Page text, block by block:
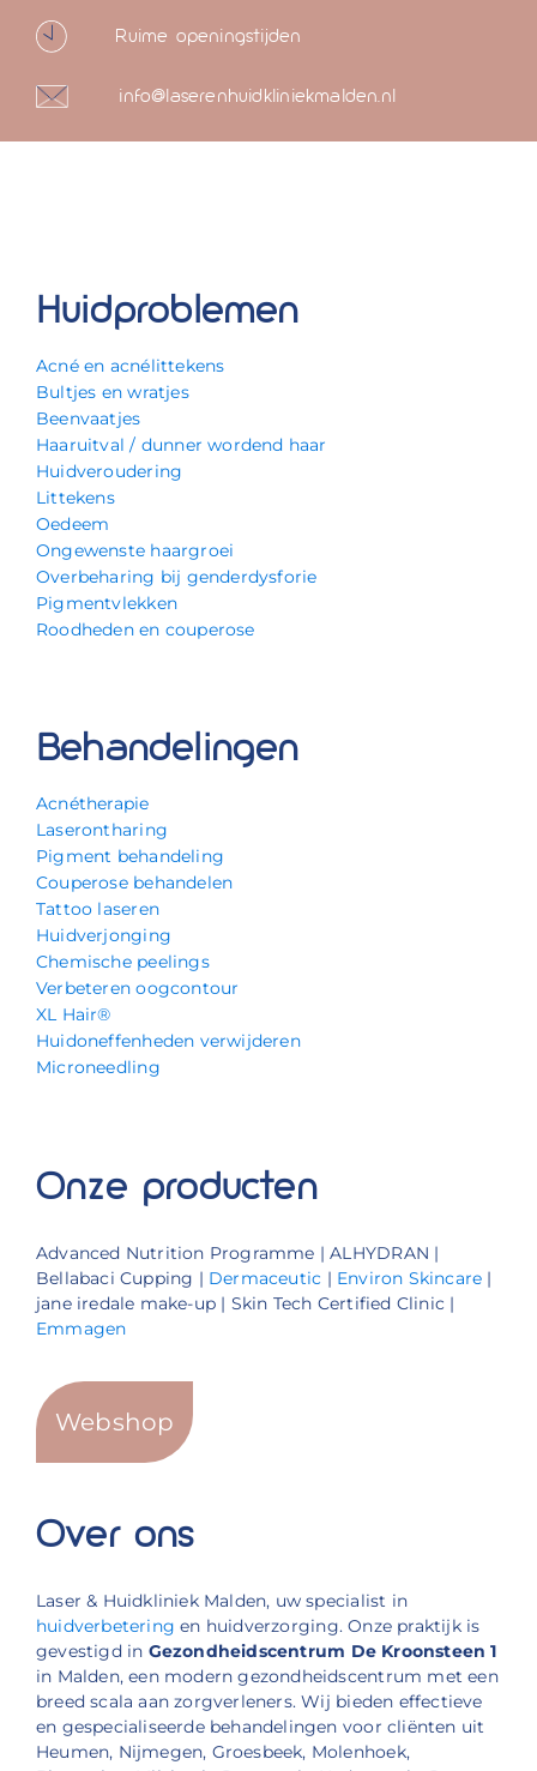
Ruime openingstijden
info@laserenhuidkliniekmalden.nl
Huidproblemen
Acné en acnélittekens
Bultjes en wratjes
Beenvaatjes
Haaruitval / dunner wordend haar
Huidveroudering
Littekens
Oedeem
Ongewenste haargroei
Overbeharing bij genderdysforie
Pigmentvlekken
Roodheden en couperose
Behandelingen
Acnétherapie
Laserontharing
Pigment behandeling
Couperose behandelen
Tattoo laseren
Huidverjonging
Chemische peelings
Verbeteren oogcontour
XL Hair®
Huidoneffenheden verwijderen
Microneedling
Onze producten
Advanced Nutrition Programme | ALHYDRAN |
Bellabaci Cupping | Dermaceutic | Environ Skincare |
jane iredale make-up | Skin Tech Certified Clinic |
Emmagen
Webshop
Over ons
Laser & Huidkliniek Malden, uw specialist in
huidverbetering en huidverzorging. Onze praktijk is
gevestigd in Gezondheidscentrum De Kroonsteen 1
in Malden, een modern gezondheidscentrum met een
breed scala aan zorgverleners. Wij bieden effectieve
en gespecialiseerde behandelingen voor cliënten uit
Heumen, Nijmegen, Groesbeek, Molenhoek,